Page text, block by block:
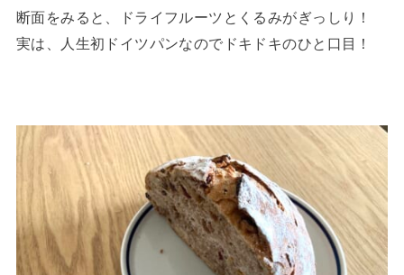
断面をみると、ドライフルーツとくるみがぎっしり！
実は、人生初ドイツパンなのでドキドキのひと口目！